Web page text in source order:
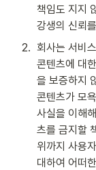
책임도 지지
강생의 신뢰
2. 회사는 서비
콘텐츠에 대
을 보증하지
콘텐츠가 모
사실을 이해
츠를 금지할
위까지 사용
대하여 어떠